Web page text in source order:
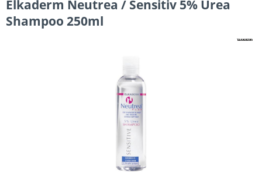
Elkaderm Neutrea / Sensitiv 5% Urea
Shampoo 250ml